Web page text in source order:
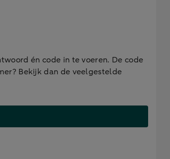
én code in te voeren. De code
Bekijk dan de veelgestelde